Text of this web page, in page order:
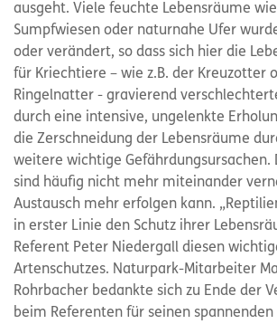
ausgeht. Viele feuchte Lebensräume
Sumpfwiesen oder naturnahe Ufer
oder verändert, so dass sich hier die
für Kriechtiere – wie z.B. der Kreuzotter
Ringelnatter - gravierend
durch eine intensive, ungelenkte
die Zerschneidung der Lebensräume
weitere wichtige Gefährdungsursachen.
sind häufig nicht mehr miteinander
Austausch mehr erfolgen kann.
in erster Linie den Schutz ihrer
Referent Peter Niedergall diesen
Artenschutzes. Naturpark-Mitarbeiter
Rohrbacher bedankte sich zu Ende der
beim Referenten für seinen spannenden